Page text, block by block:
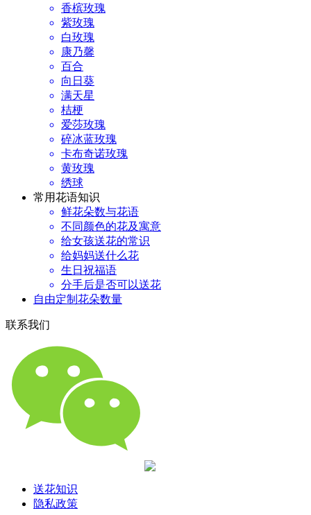
香槟玫瑰
紫玫瑰
白玫瑰
康乃馨
百合
向日葵
满天星
桔梗
爱莎玫瑰
碎冰蓝玫瑰
卡布奇诺玫瑰
黄玫瑰
绣球
常用花语知识
鲜花朵数与花语
不同颜色的花及寓意
给女孩送花的常识
给妈妈送什么花
生日祝福语
分手后是否可以送花
自由定制花朵数量
联系我们
送花知识
隐私政策